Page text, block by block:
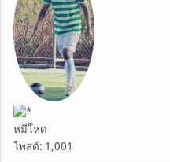
หมีโหด
โพสต์: 1,001